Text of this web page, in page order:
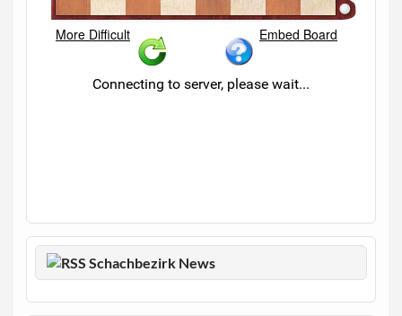
Schachbezirk News